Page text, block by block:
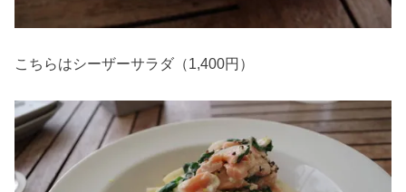
こちらはシーザーサラダ（1,400円）